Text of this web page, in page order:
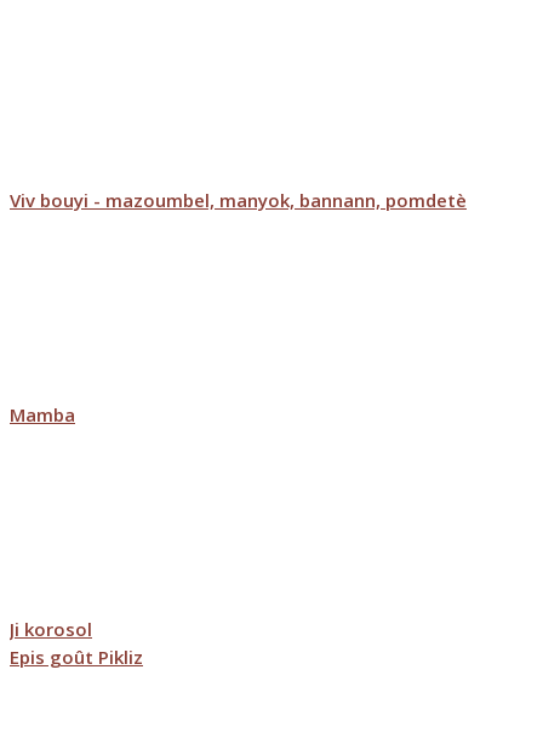
Viv bouyi - mazoumbel, manyok, bannann, pomdetè
Mamba
Ji korosol
Epis goût Pikliz